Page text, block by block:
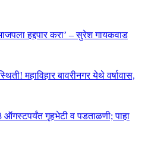
हद्दपार करा’ – सुरेश गायकवाड
महाविहार बावरीनगर येथे वर्षावास,
गृहभेटी व पडताळणी; पाहा